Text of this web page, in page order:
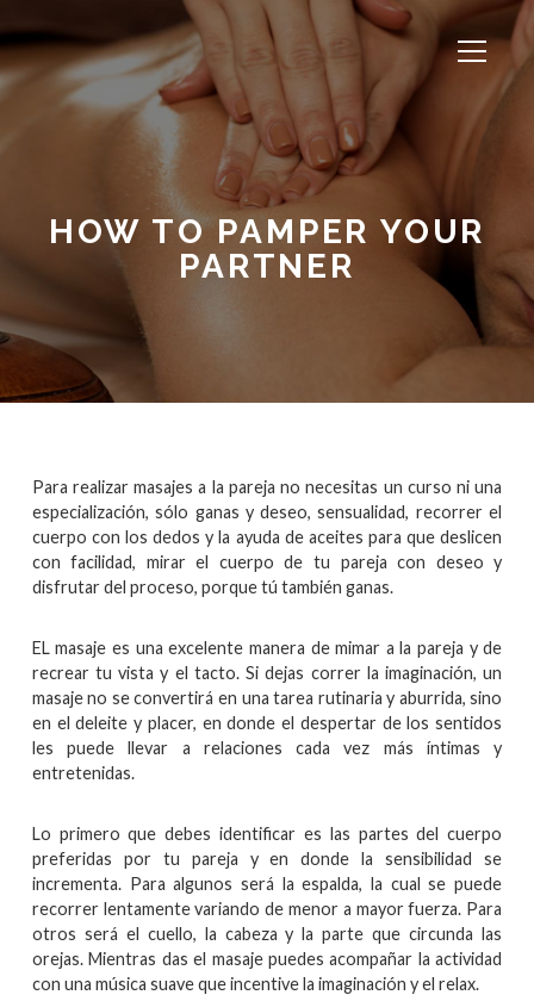
HOW TO PAMPER YOUR
PARTNER
Para realizar masajes a la pareja no necesitas un curso ni una
especialización, sólo ganas y deseo, sensualidad, recorrer el
cuerpo con los dedos y la ayuda de aceites para que deslicen
con facilidad, mirar el cuerpo de tu pareja con deseo y
disfrutar del proceso, porque tú también ganas.
EL masaje es una excelente manera de mimar a la pareja y de
recrear tu vista y el tacto. Si dejas correr la imaginación, un
masaje no se convertirá en una tarea rutinaria y aburrida, sino
en el deleite y placer, en donde el despertar de los sentidos
les puede llevar a relaciones cada vez más íntimas y
entretenidas.
Lo primero que debes identificar es las partes del cuerpo
preferidas por tu pareja y en donde la sensibilidad se
incrementa. Para algunos será la espalda, la cual se puede
recorrer lentamente variando de menor a mayor fuerza. Para
otros será el cuello, la cabeza y la parte que circunda las
orejas. Mientras das el masaje puedes acompañar la actividad
con una música suave que incentive la imaginación y el relax.